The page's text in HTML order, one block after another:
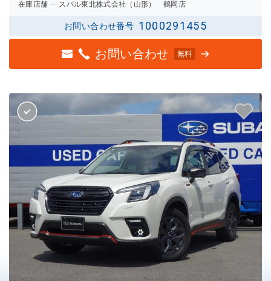
在庫店舗 スバル東北株式会社（山形） 鶴岡店
お問い合わせ番号 1000291455
お問い合わせ 無料